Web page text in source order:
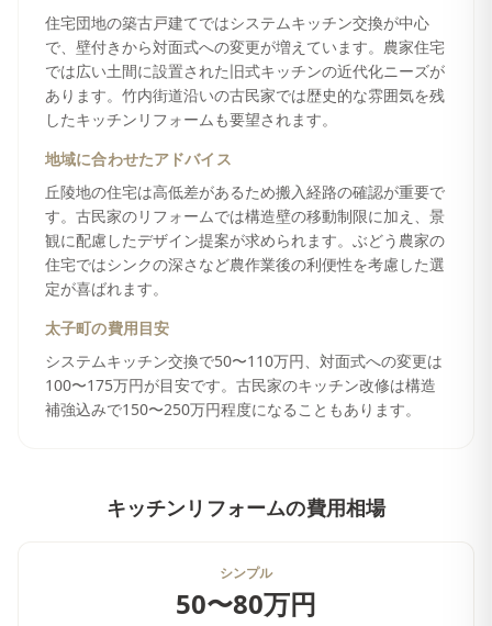
住宅団地の築古戸建てではシステムキッチン交換が中心
で、壁付きから対面式への変更が増えています。農家住宅
では広い土間に設置された旧式キッチンの近代化ニーズが
あります。竹内街道沿いの古民家では歴史的な雰囲気を残
したキッチンリフォームも要望されます。
地域に合わせたアドバイス
丘陵地の住宅は高低差があるため搬入経路の確認が重要で
す。古民家のリフォームでは構造壁の移動制限に加え、景
観に配慮したデザイン提案が求められます。ぶどう農家の
住宅ではシンクの深さなど農作業後の利便性を考慮した選
定が喜ばれます。
太子町の費用目安
システムキッチン交換で50〜110万円、対面式への変更は
100〜175万円が目安です。古民家のキッチン改修は構造
補強込みで150〜250万円程度になることもあります。
キッチンリフォームの費用相場
シンプル
50〜80万円